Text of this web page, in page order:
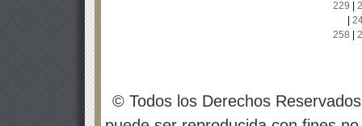
229
258
© Todos los Derechos